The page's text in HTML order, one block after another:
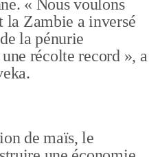
« Nous voulons
la Zambie a inversé
la pénurie
récolte record », a
de maïs, le